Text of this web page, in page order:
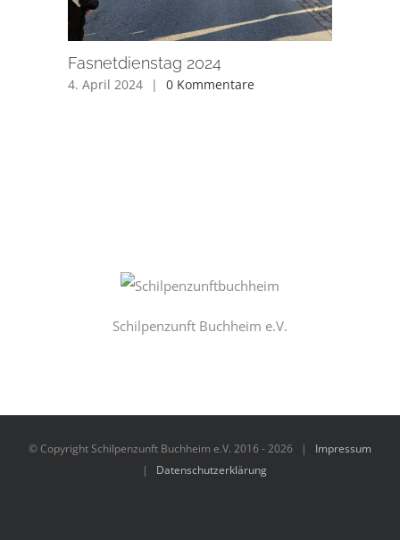
Fasnetdienstag 2024
4. April 2024 | 0 Kommentare
Schilpenzunft Buchheim e.V.
© Copyright Schilpenzunft Buchheim e.V. 2016 -2026 | Impressum
| Datenschutzerklärung